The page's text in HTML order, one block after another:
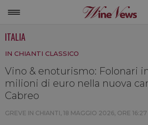
NON SOLO VINO
LA CANTINA DI WINENEWS
ITALIA
IN CHIANTI CLASSICO
Vino & enoturismo: Folonari
milioni di euro nella nuova
Cabreo
GREVE IN CHIANTI, 18 MAGGIO 2026, ORE 16:27